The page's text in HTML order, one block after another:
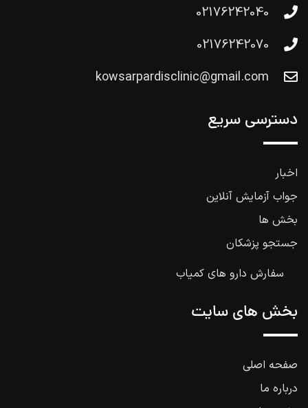
02176242040
02176242070
kowsarpardisclinic@gmail.com
دسترسی سریع
اخبار
جواب آزمایش آنلاین
بخش ها
جستجو پزشکان
سفارش دارو های کمیاب
بخش های سایت
صفحه اصلی
درباره ما